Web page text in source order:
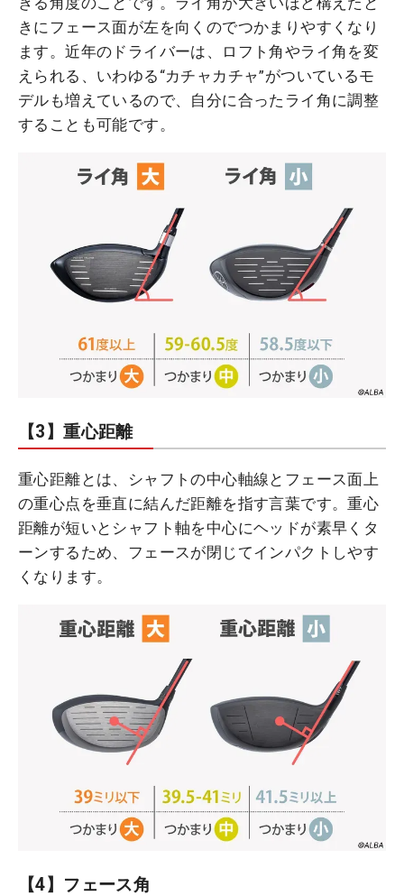
きにフェース面が左を向くのでつかまりやすくなり
ます。近年のドライバーは、ロフト角やライ角を変
えられる、いわゆる“カチャカチャ”がついているモ
デルも増えているので、自分に合ったライ角に調整
することも可能です。
【3】重心距離
重心距離とは、シャフトの中心軸線とフェース面上
の重心点を垂直に結んだ距離を指す言葉です。重心
距離が短いとシャフト軸を中心にヘッドが素早くタ
ーンするため、フェースが閉じてインパクトしやす
くなります。
【4】フェース角